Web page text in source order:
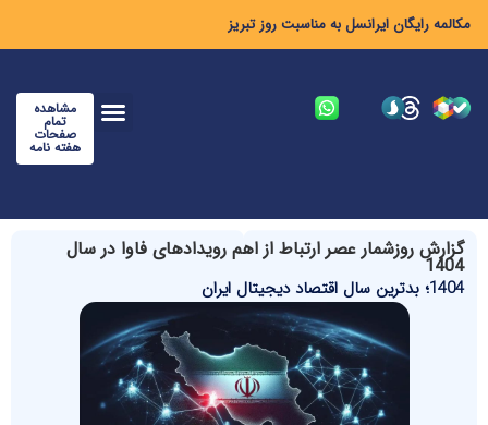
مکالمه رایگان ایرانسل به مناسبت روز تبریز
مشاهده
تمام
صفحات
هفته نامه
گزارش روزشمار عصر ارتباط از اهم رویدادهای فاوا در سال
1404
1404؛ بدترین سال اقتصاد دیجیتال ایران